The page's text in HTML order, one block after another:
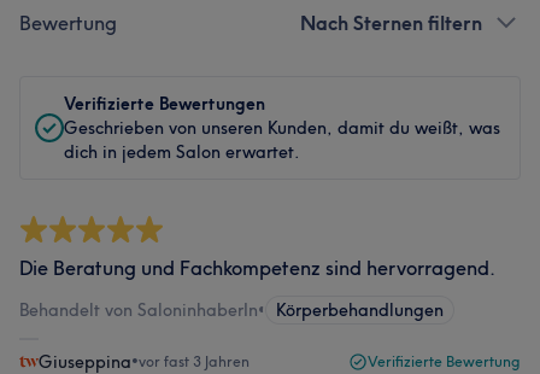
Bewertung Nach Sternen filtern
Verifizierte Bewertungen
Geschrieben von unseren Kunden, damit du weißt, was
dich in jedem Salon erwartet.
Die Beratung und Fachkompetenz sind hervorragend.
Behandelt von SaloninhaberIn• Körperbehandlungen
Giuseppina•vor fast 3 Jahren Verifizierte Bewertung